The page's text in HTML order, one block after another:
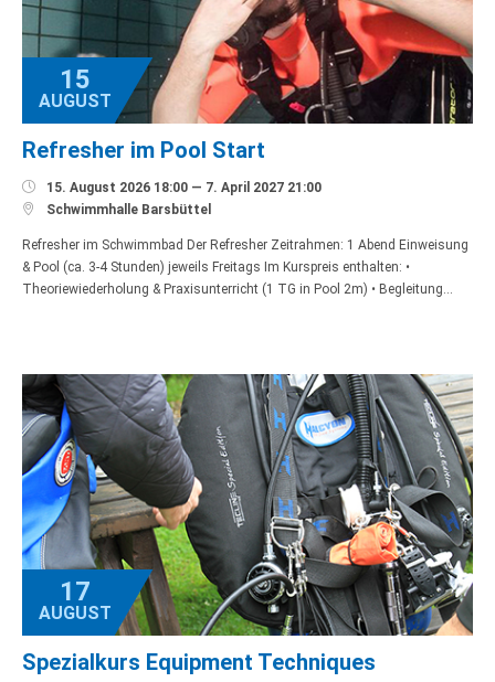
15
AUGUST
Refresher im Pool Start
 15. August 2026 18:00 — 7. April 2027 21:00
 Schwimmhalle Barsbüttel
Refresher im Schwimmbad Der Refresher Zeitrahmen: 1 Abend Einweisung
& Pool (ca. 3-4 Stunden) jeweils Freitags Im Kurspreis enthalten: •
Theoriewiederholung & Praxisunterricht (1 TG in Pool 2m) • Begleitung…
17
AUGUST
Spezialkurs Equipment Techniques